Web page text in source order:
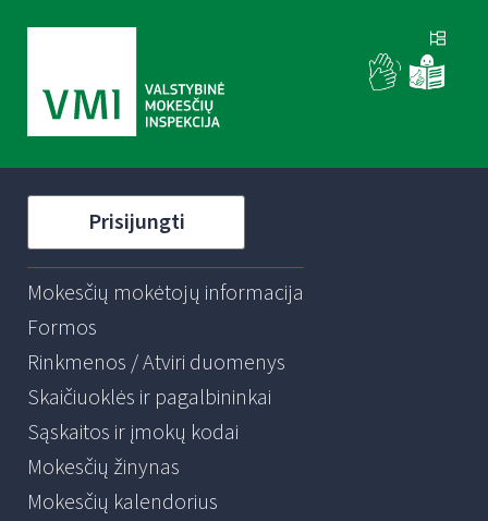
Prisijungti
Mokesčių mokėtojų informacija
Formos
Rinkmenos / Atviri duomenys
Skaičiuoklės ir pagalbininkai
Sąskaitos ir įmokų kodai
Mokesčių žinynas
Mokesčių kalendorius